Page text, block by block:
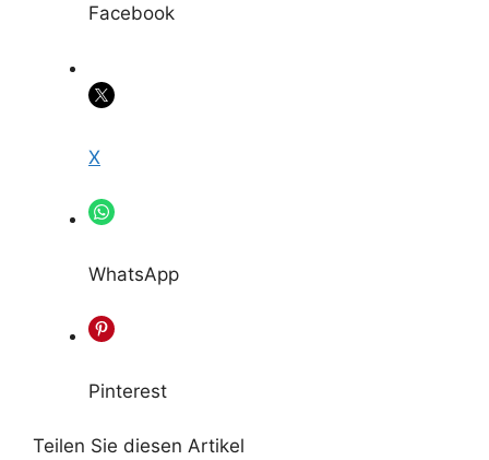
Facebook
X
WhatsApp
Pinterest
Teilen Sie diesen Artikel